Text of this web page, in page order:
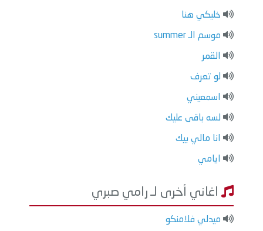
خليكي هنا
موسم الـ summer
القمر
لو تعرف
اسمعيني
لسه باقى عليك
انا مالي بيك
ايامي
اغاني أخرى لـ رامي صبري
ميدلي فلامنكو